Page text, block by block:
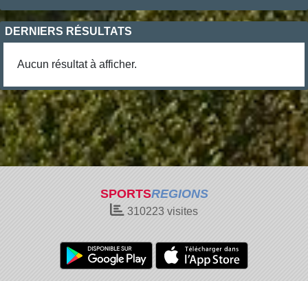
DERNIERS RÉSULTATS
Aucun résultat à afficher.
SPORTSREGIONS
310223 visites